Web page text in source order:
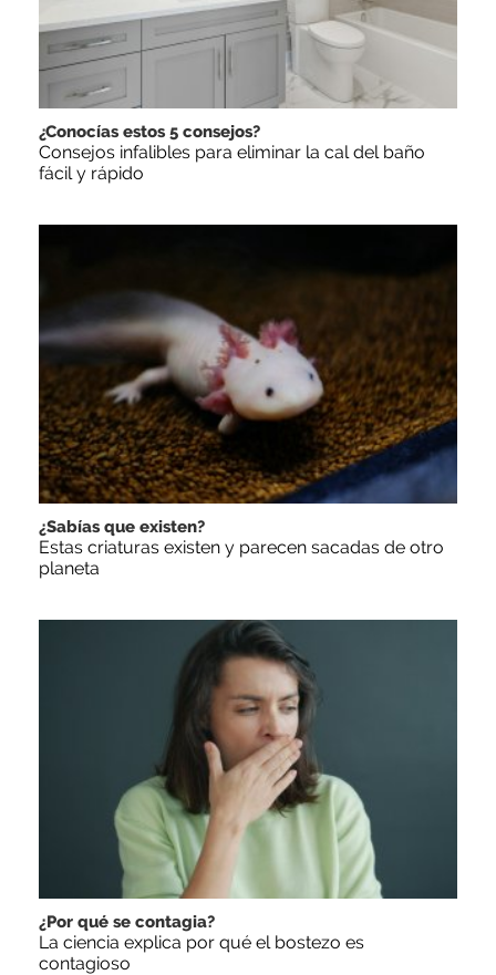
¿Conocías estos 5 consejos?
Consejos infalibles para eliminar la cal del baño
fácil y rápido
¿Sabías que existen?
Estas criaturas existen y parecen sacadas de otro
planeta
¿Por qué se contagia?
La ciencia explica por qué el bostezo es
contagioso